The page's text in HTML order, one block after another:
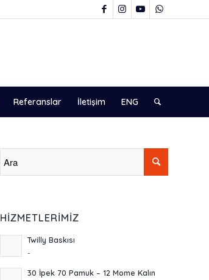
Referanslar İletişim ENG
HIZMETLERIMIZ
Twilly Baskısı
-
30 İpek 70 Pamuk – 12 Mome Kalın